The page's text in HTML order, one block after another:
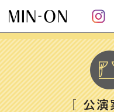
HOME ＞ 公演案内
［公演